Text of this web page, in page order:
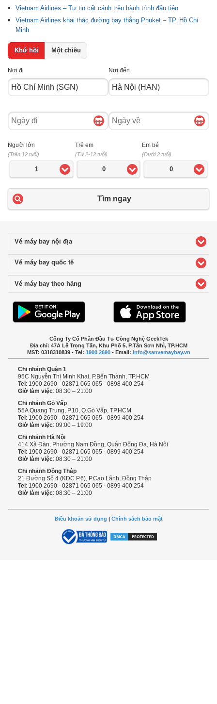
Vietnam Airlines – Tự tin cất cánh trên hành trình đầu tiên
Vietnam Airlines khai thác đường bay thẳng Phuket – TP. Hồ Chí
Minh
Khứ hồi Một chiều
Nơi đi Nơi đến
Ngày
đi
Ngày
về
Người lớn
(Trên 12 tuổi)
1
Trẻ em
(Từ 2-12 tuổi)
0
Em bé
(Dưới 2 tuổi)
0
Tìm ngay
Vé máy bay nội địaclick to expand contents
Vé máy bay quốc tếclick to expand contents
Vé máy bay theo hãng
Công Ty Cổ Phần Đầu Tư Công Nghệ GeekTek
Địa chỉ: 47A Lê Trọng Tấn, Khu Phố 5, P.Tân Sơn Nhì, TP.HCM
MST: 0318310839 - Tel: 1900 2690- Email: info@sanvemaybay.vn
Chi nhánh Quận 1
95C Nguyễn Thị Minh Khai, P.Bến Thành, TP.HCM
Tel : 1900 2690 - 02871 065 065 - 0898 400 254
Giờ làm việc: 08:30 – 21:00
Chi nhánh Gò Vấp
55A Quang Trung, P.10, Q.Gò Vấp, TP.HCM
Tel : 1900 2690 - 02871 065 065 - 0899 400 254
Giờ làm việc: 09:00 – 19:00
Chi nhánh Hà Nội
414 Xã Đàn, Phường Nam Đồng, Quận Đống Đa, Hà Nội
Tel : 1900 2690 - 02871 065 065 - 0899 400 254
Giờ làm việc: 08:30 – 21:00
Chi nhánh Đồng Tháp
21 Đường Số 4 (KDC P.6), P.Cao Lãnh, Đồng Tháp
Tel : 1900 2690 - 02871 065 065 - 0899 400 254
Giờ làm việc: 08:30 – 21:00
Điều khoản sử dụng | Chính sách bảo mật